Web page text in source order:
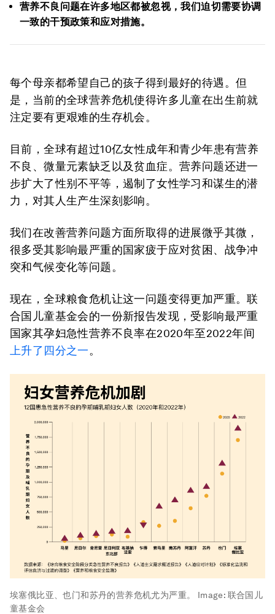
营养不良问题在许多地区都被忽视，我们迫切需要协调
一致的干预政策和应对措施。
每个母亲都希望自己的孩子得到最好的待遇。但
是，当前的全球营养危机使得许多儿童在出生前就
注定要有更艰难的生存机会。
目前，全球有超过10亿女性成年和青少年患有营养
不良、微量元素缺乏以及贫血症。营养问题还进一
步扩大了性别不平等，遏制了女性学习和谋生的潜
力，对其人生产生深刻影响。
我们在改善营养问题方面所取得的进展微乎其微，
很多受其影响最严重的国家疲于应对贫困、战争冲
突和气候变化等问题。
现在，全球粮食危机让这一问题变得更加严重。联
合国儿童基金会的一份新报告发现，受影响最严重
国家其孕妇急性营养不良率在2020年至2022年间
上升了四分之一。
埃塞俄比亚、也门和苏丹的营养危机尤为严重。 Image: 联合国儿
童基金会